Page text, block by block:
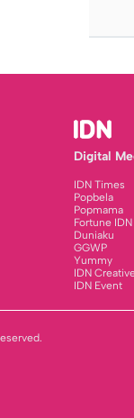
Digital
IDN Times
Popbela
Popmama
Fortune IDN
Duniaku
GGWP
Yummy
IDN
IDN Event